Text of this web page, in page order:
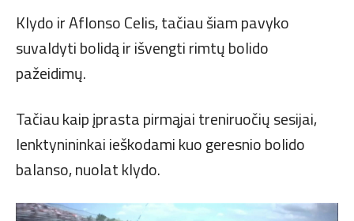
Klydo ir Aflonso Celis, tačiau šiam pavyko
suvaldyti bolidą ir išvengti rimtų bolido
pažeidimų.
Tačiau kaip įprasta pirmąjai treniruočių sesijai,
lenktynininkai ieškodami kuo geresnio bolido
balanso, nuolat klydo.